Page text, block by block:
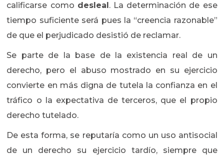
calificarse como desleal . La determinación de ese
tiempo suficiente será pues la “creencia razonable”
de que el perjudicado desistió de reclamar.
Se parte de la base de la existencia real de un
derecho, pero el abuso mostrado en su ejercicio
convierte en más digna de tutela la confianza en el
tráfico o la expectativa de terceros, que el propio
derecho tutelado.
De esta forma, se reputaría como un uso antisocial
de un derecho su ejercicio tardío, siempre que